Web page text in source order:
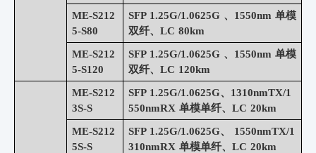
ME-S212
5-S80
SFP 1.25G/1.0625G 、1550nm 单模
双纤、LC 80km
ME-S212
5-S120
SFP 1.25G/1.0625G 、1550nm 单模
双纤、LC 120km
ME-S212
3S-S
SFP 1.25G/1.0625G、1310nmTX/1
550nmRX 单模单纤、LC 20km
ME-S212
5S-S
SFP 1.25G/1.0625G、 1550nmTX/1
310nmRX 单模单纤、LC 20km